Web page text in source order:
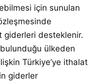
için sunulan
giderleri desteklenir.
ülkeden
Türkiye’ye ithalat
giderler